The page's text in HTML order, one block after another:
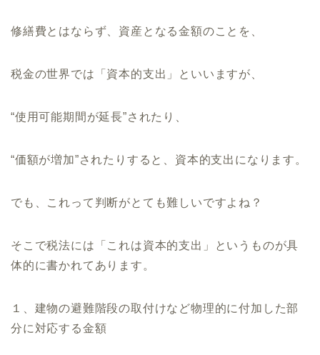
修繕費とはならず、資産となる金額のことを、
税金の世界では「資本的支出」といいますが、
“使用可能期間が延長”されたり、
“価額が増加”されたりすると、資本的支出になります。
でも、これって判断がとても難しいですよね？
そこで税法には「これは資本的支出」というものが具
体的に書かれてあります。
１、建物の避難階段の取付けなど物理的に付加した部
分に対応する金額